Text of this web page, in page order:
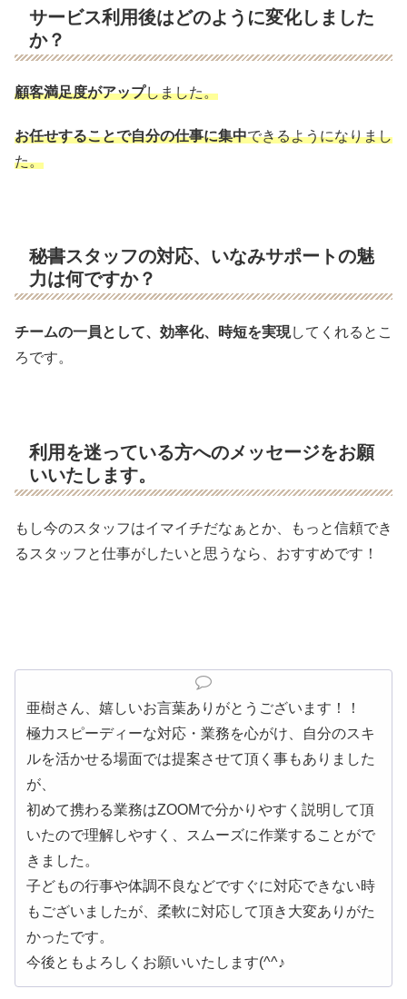
サービス利用後はどのように変化しました
か？
顧客満足度がアップしました。
お任せすることで自分の仕事に集中できるようになりまし
た。
秘書スタッフの対応、いなみサポートの魅
力は何ですか？
チームの一員として、効率化、時短を実現してくれるとこ
ろです。
利用を迷っている方へのメッセージをお願
いいたします。
もし今のスタッフはイマイチだなぁとか、もっと信頼でき
るスタッフと仕事がしたいと思うなら、おすすめです！
亜樹さん、嬉しいお言葉ありがとうございます！！
極力スピーディーな対応・業務を心がけ、自分のスキ
ルを活かせる場面では提案させて頂く事もありました
が、
初めて携わる業務はZOOMで分かりやすく説明して頂
いたので理解しやすく、スムーズに作業することがで
きました。
子どもの行事や体調不良などですぐに対応できない時
もございましたが、柔軟に対応して頂き大変ありがた
かったです。
今後ともよろしくお願いいたします(^^♪